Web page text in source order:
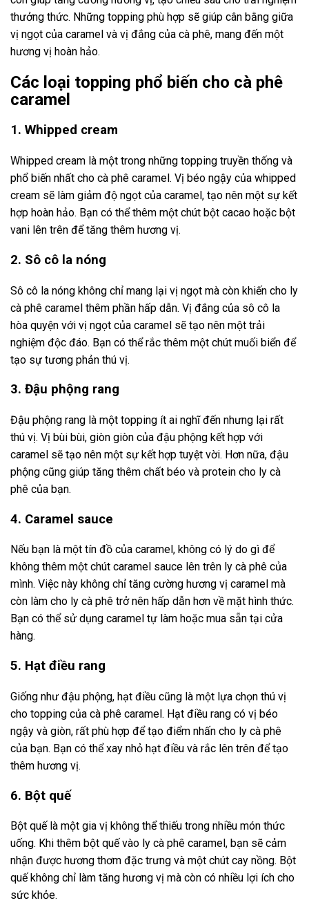
thưởng thức. Những topping phù hợp sẽ giúp cân bằng giữa
vị ngọt của caramel và vị đắng của cà phê, mang đến một
hương vị hoàn hảo.
Các loại topping phổ biến cho cà phê
caramel
1. Whipped cream
Whipped cream là một trong những topping truyền thống và
phổ biến nhất cho cà phê caramel. Vị béo ngậy của whipped
cream sẽ làm giảm độ ngọt của caramel, tạo nên một sự kết
hợp hoàn hảo. Bạn có thể thêm một chút bột cacao hoặc bột
vani lên trên để tăng thêm hương vị.
2. Sô cô la nóng
Sô cô la nóng không chỉ mang lại vị ngọt mà còn khiến cho ly
cà phê caramel thêm phần hấp dẫn. Vị đắng của sô cô la
hòa quyện với vị ngọt của caramel sẽ tạo nên một trải
nghiệm độc đáo. Bạn có thể rắc thêm một chút muối biển để
tạo sự tương phản thú vị.
3. Đậu phộng rang
Đậu phộng rang là một topping ít ai nghĩ đến nhưng lại rất
thú vị. Vị bùi bùi, giòn giòn của đậu phộng kết hợp với
caramel sẽ tạo nên một sự kết hợp tuyệt vời. Hơn nữa, đậu
phộng cũng giúp tăng thêm chất béo và protein cho ly cà
phê của bạn.
4. Caramel sauce
Nếu bạn là một tín đồ của caramel, không có lý do gì để
không thêm một chút caramel sauce lên trên ly cà phê của
mình. Việc này không chỉ tăng cường hương vị caramel mà
còn làm cho ly cà phê trở nên hấp dẫn hơn về mặt hình thức.
Bạn có thể sử dụng caramel tự làm hoặc mua sẵn tại cửa
hàng.
5. Hạt điều rang
Giống như đậu phộng, hạt điều cũng là một lựa chọn thú vị
cho topping của cà phê caramel. Hạt điều rang có vị béo
ngậy và giòn, rất phù hợp để tạo điểm nhấn cho ly cà phê
của bạn. Bạn có thể xay nhỏ hạt điều và rắc lên trên để tạo
thêm hương vị.
6. Bột quế
Bột quế là một gia vị không thể thiếu trong nhiều món thức
uống. Khi thêm bột quế vào ly cà phê caramel, bạn sẽ cảm
nhận được hương thơm đặc trưng và một chút cay nồng. Bột
quế không chỉ làm tăng hương vị mà còn có nhiều lợi ích cho
sức khỏe.